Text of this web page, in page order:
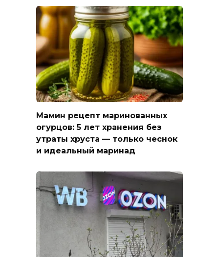
Мамин рецепт маринованных
огурцов: 5 лет хранения без
утраты хруста — только чеснок
и идеальный маринад